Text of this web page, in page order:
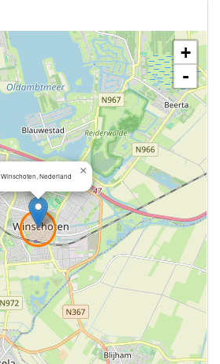
Winschoten, Nederland ×
+
-